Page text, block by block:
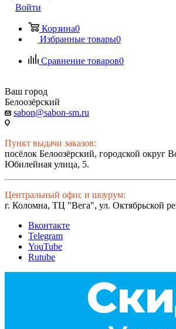
Войти
Корзина0
Избранные товары0
Сравнение товаров0
Ваш город
Белоозёрский
sabon@sabon-sm.ru
Пункт выдачи заказов:
посёлок Белоозёрский, городской округ
Юбилейная улица, 5.
Центральный офис и шоурум:
г. Коломна, ТЦ "Вега", ул. Октябрьской
Вконтакте
Telegram
YouTube
Rutube